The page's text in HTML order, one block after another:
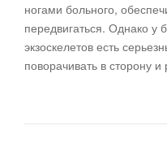
ногами больного,
передвигаться. Однако
экзоскелетов есть
поворачивать в сторону